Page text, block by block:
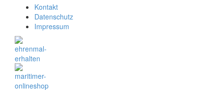
Kontakt
Datenschutz
Impressum